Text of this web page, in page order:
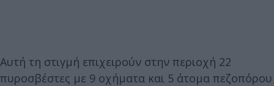
Αυτή τη στιγμή επιχειρούν στην περιοχή 22
πυροσβέστες με 9 οχήματα και 5 άτομα πεζοπόρου